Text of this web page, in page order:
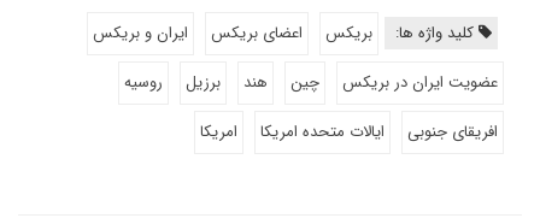
کلید واژه ها: بریکس اعضای بریکس
ایران و بریکس
عضویت ایران در بریکس
چین هند برزیل
روسیه
افریقای جنوبی
ایالات متحده امریکا امریکا